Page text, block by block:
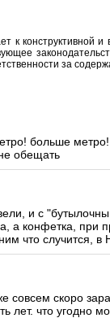
к конструктивной
за
больше метро!
обещать
и с
а конфетка, при
что случится,
совсем скоро
лет. что угодно